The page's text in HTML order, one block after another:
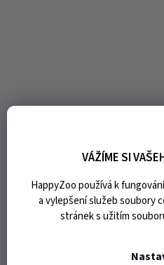
VÁŽÍME SI
HappyZoo používá k
a vylepšení služeb soubory
stránek s užitím